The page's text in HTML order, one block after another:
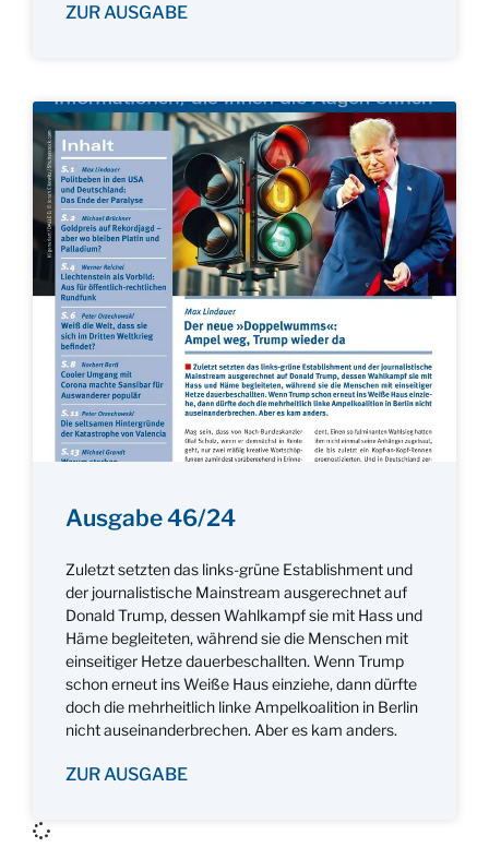
ZUR AUSGABE
Ausgabe 46/24
Zuletzt setzten das links-grüne Establishment und
der journalistische Mainstream ausgerechnet auf
Donald Trump, dessen Wahlkampf sie mit Hass und
Häme begleiteten, während sie die Menschen mit
einseitiger Hetze dauerbeschallten. Wenn Trump
schon erneut ins Weiße Haus einziehe, dann dürfte
doch die mehrheitlich linke Ampelkoalition in Berlin
nicht auseinanderbrechen. Aber es kam anders.
ZUR AUSGABE